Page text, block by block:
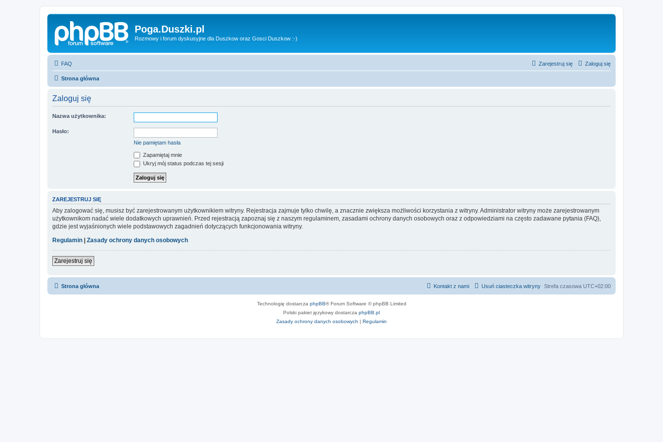
Poga.Duszki.pl
Rozmowy i forum dyskusyjne dla Duszkow oraz Gosci Duszkow :-)
FAQ Zaloguj się
Zarejestruj się
Strona główna
Zaloguj się
Nazwa użytkownika:
Hasło:
Nie pamiętam hasła
Zapamiętaj mnie
Ukryj mój status podczas tej sesji
ZAREJESTRUJ SIĘ
Aby zalogować się, musisz być zarejestrowanym użytkownikiem witryny. Rejestracja zajmuje tylko chwilę, a znacznie zwiększa możliwości korzystania z witryny. Administrator witryny może zarejestrowanym
użytkownikom nadać wiele dodatkowych uprawnień. Przed rejestracją zapoznaj się z naszym regulaminem, zasadami ochrony danych osobowych oraz z odpowiedziami na często zadawane pytania (FAQ),
gdzie jest wyjaśnionych wiele podstawowych zagadnień dotyczących funkcjonowania witryny.
Regulamin
Zasady ochrony danych osobowych
Zarejestruj się
Strona główna Strefa czasowa UTC+02:00
Usuń ciasteczka witryny
Kontakt z nami
Technologię dostarcza phpBB® Forum Software © phpBB Limited
Polski pakiet językowy dostarcza phpBB.pl
Zasady ochrony danych osobowych | Regulamin